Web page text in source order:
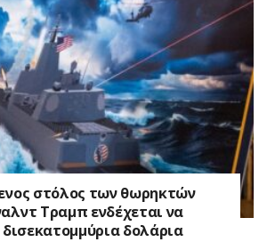
στόλος των θωρηκτών
Τραμπ ενδέχεται να
δισεκατομμύρια δολάρια